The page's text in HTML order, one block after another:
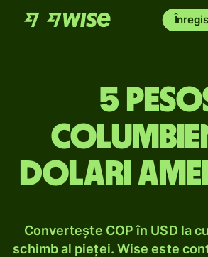
5
dolari
Convertește COP în USD la
schimb al pieței. Wise este